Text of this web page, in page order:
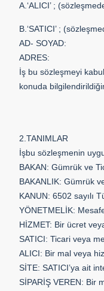
A.‘ALICI’ ;
B.‘SATICI’ ;
AD- SOYAD:
ADRES:
İş bu sözleşmeyi
konuda
2.TANIMLAR
İşbu sözleşmenin
BAKAN: Gümrük ve
BAKANLIK: Gümrük
KANUN: 6502 sayılı
YÖNETMELİK:
HİZMET: Bir ücret
SATICI: Ticari veya
ALICI: Bir mal veya
SİTE: SATICI’ya ait
SİPARİŞ VEREN: Bir